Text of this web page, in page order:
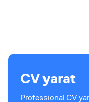
CV yarat
Professional CV